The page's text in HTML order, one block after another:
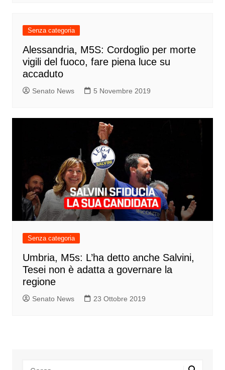
Senza categoria
Alessandria, M5S: Cordoglio per morte
vigili del fuoco, fare piena luce su
accaduto
Senato News 5 Novembre 2019
Senza categoria
Umbria, M5s: L’ha detto anche Salvini,
Tesei non è adatta a governare la
regione
Senato News 23 Ottobre 2019